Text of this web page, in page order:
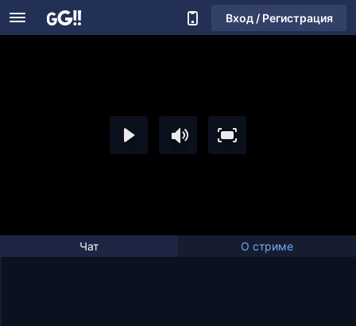
Вход / Регистрация
Чат О стриме